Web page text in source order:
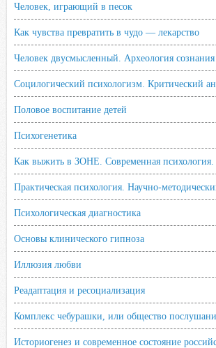
Человек, играющий в песок
Как чувства превратить в чудо — лекарство
Человек двусмысленный. Археология сознания
Социлогический психологизм. Критический
Половое воспитание детей
Психогенетика
Как выжить в ЗОНЕ. Современная психология.
Практическая психология. Научно-
Психологическая диагностика
Основы клинического гипноза
Иллюзия любви
Реадаптация и ресоциализация
Комплекс чебурашки, или общество
Историогенез и современное состояние